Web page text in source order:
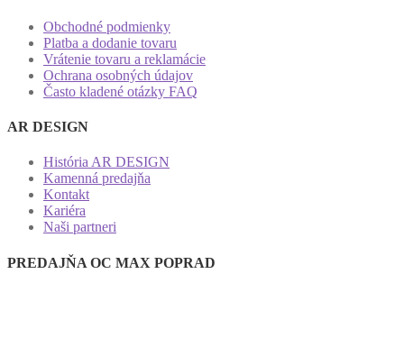
Obchodné podmienky
Platba a dodanie tovaru
Vrátenie tovaru a reklamácie
Ochrana osobných údajov
Často kladené otázky FAQ
AR DESIGN
História AR DESIGN
Kamenná predajňa
Kontakt
Kariéra
Naši partneri
PREDAJŇA OC MAX POPRAD